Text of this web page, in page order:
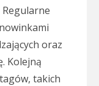
oraz
Kolejną
takich